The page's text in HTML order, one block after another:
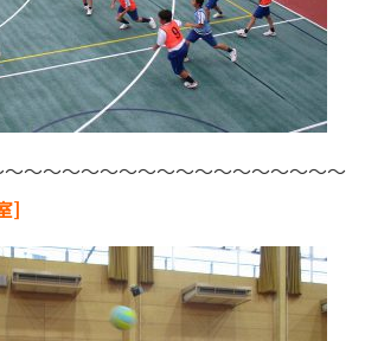
～～～～～～～～～～～～～～～～～
]